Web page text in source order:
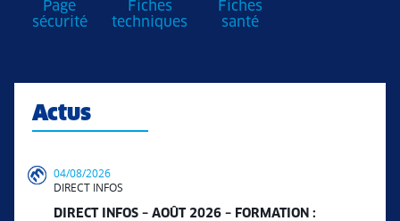
Page
sécurité
Fiches
techniques
Fiches
santé
Actus
04/08/2026
DIRECT INFOS
DIRECT INFOS – AOÛT 2026 – FORMATION :